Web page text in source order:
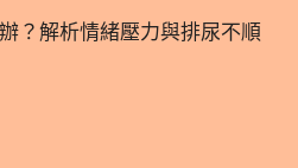
？解析情緒壓力與排尿不順